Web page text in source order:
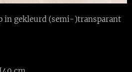
in gekleurd (semi-)transparant